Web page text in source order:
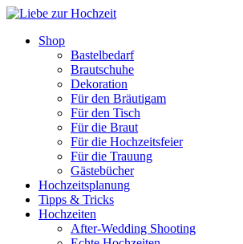
Shop
Bastelbedarf
Brautschuhe
Dekoration
Für den Bräutigam
Für den Tisch
Für die Braut
Für die Hochzeitsfeier
Für die Trauung
Gästebücher
Hochzeitsplanung
Tipps & Tricks
Hochzeiten
After-Wedding Shooting